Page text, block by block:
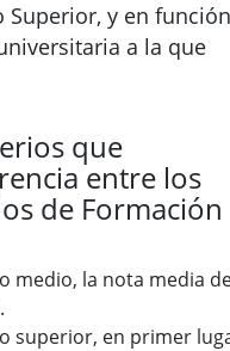
Superior, y en función
a la que
que
entre los
de Formación
medio, la nota media
superior, en primer